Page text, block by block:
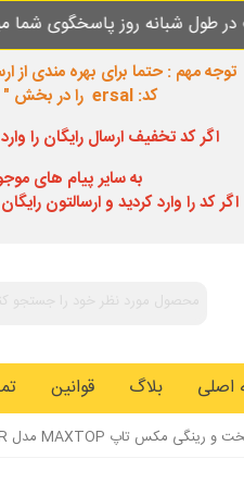
پاسخگوی شما میباشد.
توجه مهم : حتما برای بهره مندی از ارسال رایگان
کد: ersal را در بخش " کدتخفیف دارید؟ " وارد کنید.
اگر کد تخفیف ارسال رایگان را
به سایر پیام های
اگر کد را وارد کردید و ارسالتون
بلاگ قوانین